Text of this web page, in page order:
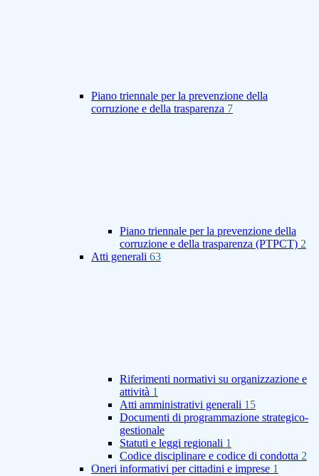
Piano triennale per la prevenzione della
corruzione e della trasparenza 7
Piano triennale per la prevenzione della
corruzione e della trasparenza (PTPCT) 2
Atti generali 63
Riferimenti normativi su organizzazione e
attività 1
Atti amministrativi generali 15
Documenti di programmazione strategico-
gestionale
Statuti e leggi regionali 1
Codice disciplinare e codice di condotta 2
Oneri informativi per cittadini e imprese 1